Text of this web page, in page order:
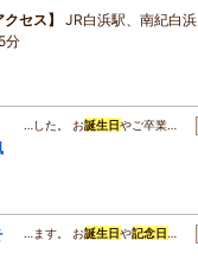
クセス
JR白浜駅、南紀白
分
…した。 お誕生日やご卒業…
…ます。 お誕生日や記念日 …